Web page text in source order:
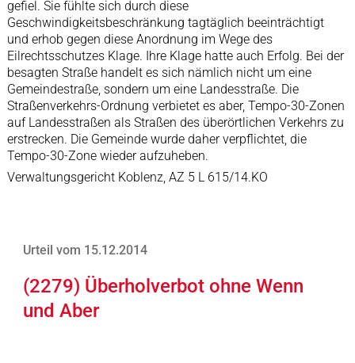
gefiel. Sie fühlte sich durch diese
Geschwindigkeitsbeschränkung tagtäglich beeinträchtigt
und erhob gegen diese Anordnung im Wege des
Eilrechtsschutzes Klage. Ihre Klage hatte auch Erfolg. Bei der
besagten Straße handelt es sich nämlich nicht um eine
Gemeindestraße, sondern um eine Landesstraße. Die
Straßenverkehrs-Ordnung verbietet es aber, Tempo-30-Zonen
auf Landesstraßen als Straßen des überörtlichen Verkehrs zu
erstrecken. Die Gemeinde wurde daher verpflichtet, die
Tempo-30-Zone wieder aufzuheben.
Verwaltungsgericht Koblenz, AZ 5 L 615/14.KO
Urteil vom 15.12.2014
(2279) Überholverbot ohne Wenn
und Aber